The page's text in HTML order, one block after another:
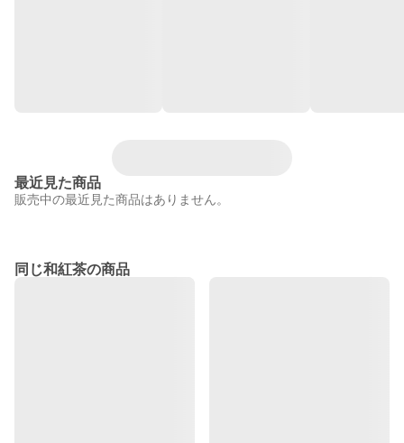
最近見た商品
販売中の最近見た商品はありません。
同じ和紅茶の商品